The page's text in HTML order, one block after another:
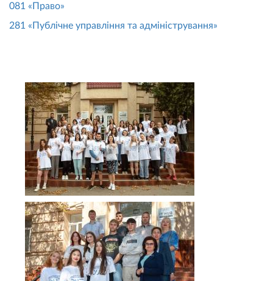
081 «Право»
281 «Публічне управління та адміністрування»